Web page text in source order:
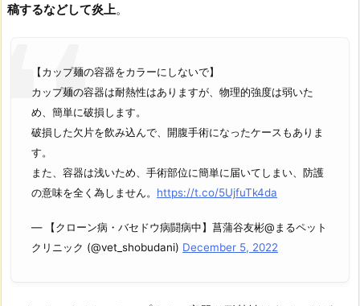
稿するなどして炎上。
【カップ麺の容器をカラーにしないで】
カップ麺の容器は耐熱性はありますが、物理的強度は弱いた
め、簡単に破損します。
破損した欠片を飲み込んで、開腹手術になったケースもありま
す。
また、容器は浅いため、手術部位に簡単に届いてしまい、防護
の意味を全く為しません。 https://t.co/5UjfuTk4da
— 【クローン病・バセドウ病闘病中】菖蒲谷友彬@まるペット
クリニック (@vet_shobudani) December 5, 2022